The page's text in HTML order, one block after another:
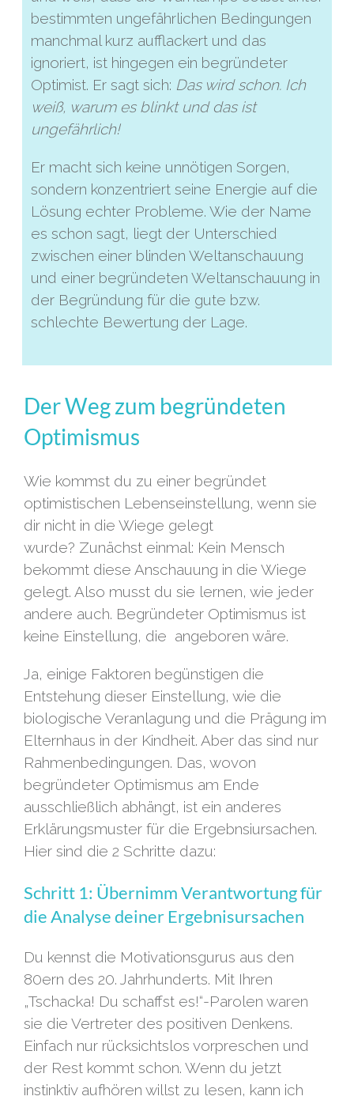
bestimmten ungefährlichen Bedingungen
manchmal kurz aufflackert und das
ignoriert, ist hingegen ein begründeter
Optimist. Er sagt sich: Das wird schon. Ich
weiß, warum es blinkt und das ist
ungefährlich!
Er macht sich keine unnötigen Sorgen,
sondern konzentriert seine Energie auf die
Lösung echter Probleme. Wie der Name
es schon sagt, liegt der Unterschied
zwischen einer blinden Weltanschauung
und einer begründeten Weltanschauung in
der Begründung für die gute bzw.
schlechte Bewertung der Lage.
Der Weg zum begründeten
Optimismus
Wie kommst du zu einer begründet
optimistischen Lebenseinstellung, wenn sie
dir nicht in die Wiege gelegt
wurde? Zunächst einmal: Kein Mensch
bekommt diese Anschauung in die Wiege
gelegt. Also musst du sie lernen, wie jeder
andere auch. Begründeter Optimismus ist
keine Einstellung, die angeboren wäre.
Ja, einige Faktoren begünstigen die
Entstehung dieser Einstellung, wie die
biologische Veranlagung und die Prägung im
Elternhaus in der Kindheit. Aber das sind nur
Rahmenbedingungen. Das, wovon
begründeter Optimismus am Ende
ausschließlich abhängt, ist ein anderes
Erklärungsmuster für die Ergebnsiursachen.
Hier sind die 2 Schritte dazu:
Schritt 1: Übernimm Verantwortung für
die Analyse deiner Ergebnisursachen
Du kennst die Motivationsgurus aus den
80ern des 20. Jahrhunderts. Mit Ihren
„Tschacka! Du schaffst es!“-Parolen waren
sie die Vertreter des positiven Denkens.
Einfach nur rücksichtslos vorpreschen und
der Rest kommt schon. Wenn du jetzt
instinktiv aufhören willst zu lesen, kann ich